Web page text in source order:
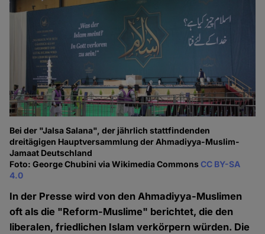
Bei der "Jalsa Salana", der jährlich stattfindenden
dreitägigen Hauptversammlung der Ahmadiyya-Muslim-
Jamaat Deutschland
Foto: George Chubini via Wikimedia CommonsCC BY-SA
4.0
In der Presse wird von den Ahmadiyya-Muslimen
oft als die "Reform-Muslime" berichtet, die den
liberalen, friedlichen Islam verkörpern würden. Die